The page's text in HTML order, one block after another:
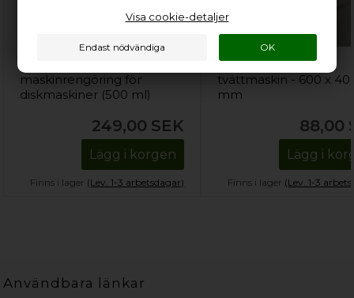
Visa cookie-detaljer
maskinrengöring för
diskmaskiner (500 ml)
249,00 SEK
Lägg i korgen
Finns i lager (Lev. 1-3 arbetsdagar)
Tvättpåse, Universal
tvättmaskin - 600 x
mm
88,00
Lägg i
Finns i lager (Lev. 1-3
Användbara länkar